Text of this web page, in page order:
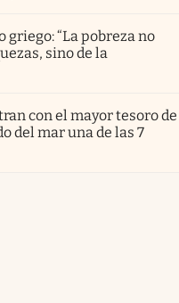
“La pobreza no
sino de la
con el mayor tesoro de
del mar una de las 7